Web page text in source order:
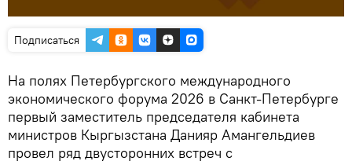
Подписаться
На полях Петербургского международного
экономического форума 2026 в Санкт-Петербурге
первый заместитель председателя кабинета
министров Кыргызстана Данияр Амангельдиев
провел ряд двусторонних встреч с